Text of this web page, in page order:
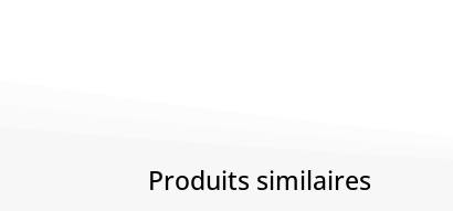
Produits similaires